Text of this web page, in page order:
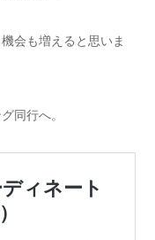
会も増えると思いま
同行へ。